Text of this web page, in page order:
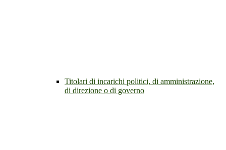
Titolari di incarichi politici, di amministrazione,
di direzione o di governo